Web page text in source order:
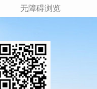
无障碍浏览